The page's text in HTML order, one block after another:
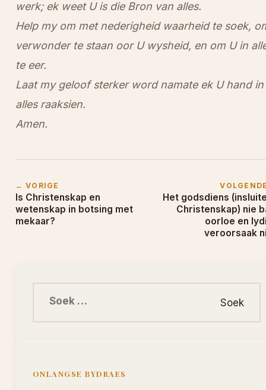
werk; ek weet U is die Bron van alles.
Help my om met nederigheid waarheid te soek,
verwonder te staan oor U wysheid, en om U in
te eer.
Laat my geloof sterker word namate ek U hand in
alles raaksien.
Amen.
← VORIGE
Is Christenskap en
wetenskap in botsing met
mekaar?
Het godsdiens
Christenskap) nie
oorloe en
veroorsaak
ONLANGSE BYDRAES